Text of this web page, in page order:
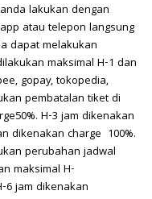
lakukan dengan
atau telepon langsung
dapat melakukan
maksimal H-1 dan
gopay, tokopedia,
pembatalan tiket di
H-3 jam dikenakan
dikenakan charge 100%.
perubahan jadwal
maksimal H-
6 jam dikenakan